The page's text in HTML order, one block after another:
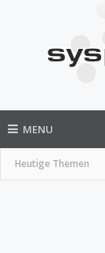
MENU
Heutige Themen